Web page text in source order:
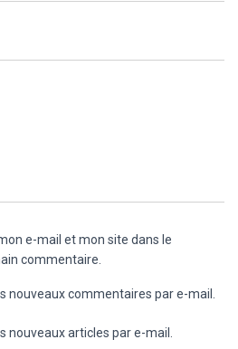
e-mail et mon site dans le
commentaire.
nouveaux commentaires par e-mail.
nouveaux articles par e-mail.